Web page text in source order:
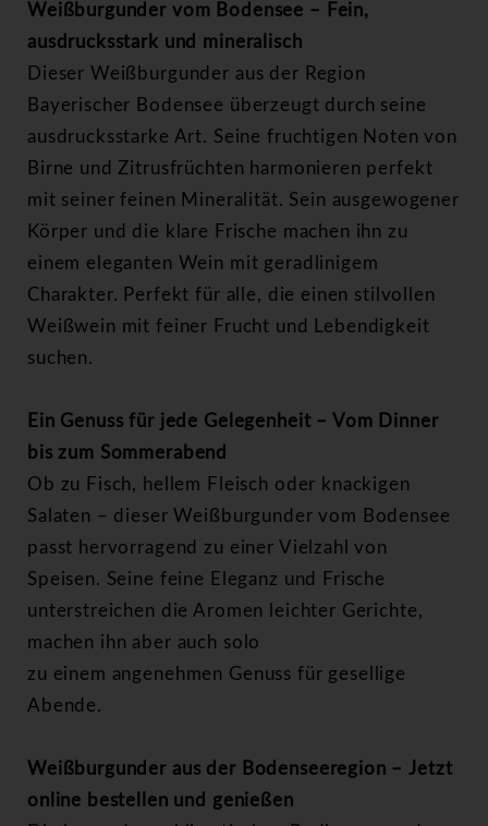
Weißburgunder vom Bodensee – Fein,
ausdrucksstark und mineralisch
Dieser Weißburgunder aus der Region
Bayerischer Bodensee überzeugt durch seine
ausdrucksstarke Art. Seine fruchtigen Noten von
Birne und Zitrusfrüchten harmonieren perfekt
mit seiner feinen Mineralität. Sein ausgewogener
Körper und die klare Frische machen ihn zu
einem eleganten Wein mit geradlinigem
Charakter. Perfekt für alle, die einen stilvollen
Weißwein mit feiner Frucht und Lebendigkeit
suchen.
Ein Genuss für jede Gelegenheit – Vom Dinner
bis zum Sommerabend
Ob zu Fisch, hellem Fleisch oder knackigen
Salaten – dieser Weißburgunder vom Bodensee
passt hervorragend zu einer Vielzahl von
Speisen. Seine feine Eleganz und Frische
unterstreichen die Aromen leichter Gerichte,
machen ihn aber auch solo
zu einem angenehmen Genuss für gesellige
Abende.
Weißburgunder aus der Bodenseeregion – Jetzt
online bestellen und genießen